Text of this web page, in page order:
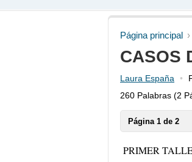
Página principal
CASOS
Laura España
260 Palabras (2
Página 1 de 2
PRIMER